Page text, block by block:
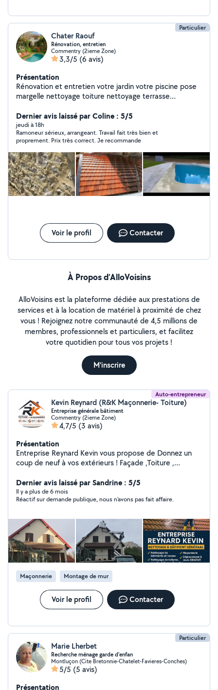
Particulier
Chater Raouf
Rénovation, entretien
Commentry (2ieme Zone)
3,3/5 (6 avis)
Présentation
Rénovation et entretien votre jardin votre piscine pose
margelle nettoyage toiture nettoyage terrasse
changer tube de cheminée rénovation toiture peinture
extérieur et intérieur carrelage
Dernier avis laissé par Coline : 5/5
jeudi à 18h
Ramoneur sérieux, arrangeant. Travail fait très bien et
proprement. Prix très correct. Je recommande
Voir le profil Contacter
À Propos d’AlloVoisins
AlloVoisins est la plateforme dédiée aux prestations de
services et à la location de matériel à proximité de chez
vous ! Rejoignez notre communauté de 4,5 millions de
membres, professionnels et particuliers, et facilitez
votre quotidien pour tous vos projets !
M'inscrire
Auto-entrepreneur
Kevin Reynard (R&K Maçonnerie- Toiture)
Entreprise générale bâtiment
Commentry (2ieme Zone)
4,7/5 (3 avis)
Présentation
Entreprise Reynard Kevin vous propose de Donnez un
coup de neuf à vos extérieurs ! Façade ,Toiture ,
offrez-lui une rénovation extérieure complète, solide et
esthétique. Façades comme neuves : ravalement,
enduits, traitement des fissures Toiture impeccable :
Terrasses & allées : dallage béton, pavés, pierres
naturelles Maçonnerie durable : murets, escaliers,
reprises solides, construction. Travail soigné Délais
respectés Devis rapide et gratuit - Matériel
professionnel adapté à chaque type de toit - Produits
anti-mousse et hydrofuges de qualité - Respect des
normes de sécurité -Nettoyage et démoussage de
toitures -Traitement hydrofuge (protection longue
durée) -Nettoyage de gouttières Travaux intérieurs
peinture & Revêtement muraux. Petit travaux de
réponds rapidement à toute demande ! À bientôt,
Dernier avis laissé par Sandrine : 5/5
Il y a plus de 6 mois
Réactif sur demande publique, nous n'avons pas fait affaire.
Maçonnerie Montage de mur
Voir le profil Contacter
Particulier
Marie Lherbet
Recherche ménage garde d'enfan
Montluçon (Cite Bretonnie-Chatelet-Favieres-Conches)
5/5 (5 avis)
Présentation